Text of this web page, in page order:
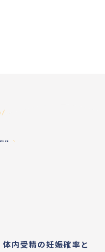
体内受精の妊娠確率と